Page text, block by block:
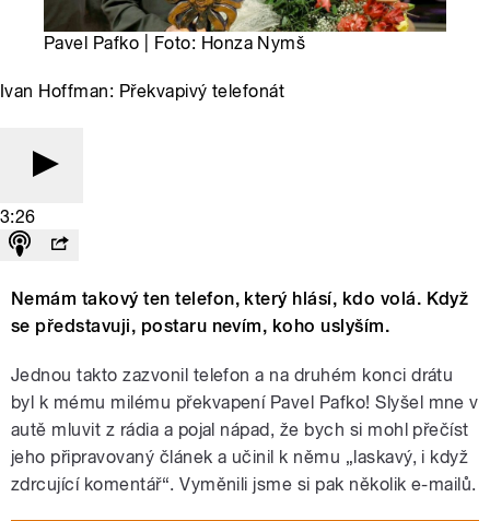
Pavel Pafko | Foto: Honza Nymš
Ivan Hoffman: Překvapivý telefonát
3:26
Nemám takový ten telefon, který hlásí, kdo volá. Když
se představuji, postaru nevím, koho uslyším.
Jednou takto zazvonil telefon a na druhém konci drátu
byl k mému milému překvapení Pavel Pafko! Slyšel mne v
autě mluvit z rádia a pojal nápad, že bych si mohl přečíst
jeho připravovaný článek a učinil k němu „laskavý, i když
zdrcující komentář“. Vyměnili jsme si pak několik e-mailů.